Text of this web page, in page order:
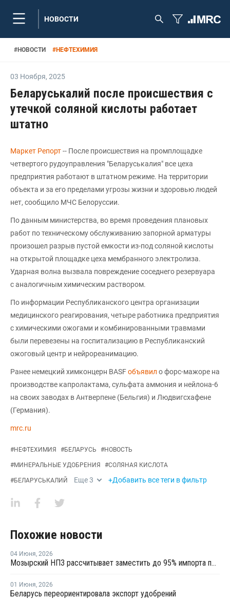
НОВОСТИ
#НОВОСТИ #НЕФТЕХИМИЯ
03 Ноября, 2025
Беларуськалий после происшествия с
утечкой соляной кислоты работает
штатно
Маркет Репорт-- После происшествия на промплощадке
четвертого рудоуправления "Беларуськалия" все цеха
предприятия работают в штатном режиме. На территории
объекта и за его пределами угрозы жизни и здоровью людей
нет, сообщило МЧС Белоруссии.
По данным министерства, во время проведения плановых
работ по техническому обслуживанию запорной арматуры
произошел разрыв пустой емкости из-под соляной кислоты
на открытой площадке цеха мембранного электролиза.
Ударная волна вызвала повреждение соседнего резервуара
с аналогичным химическим раствором.
По информации Республиканского центра организации
медицинского реагирования, четыре работника предприятия
с химическими ожогами и комбинированными травмами
были перевезены на госпитализацию в Республиканский
ожоговый центр и нейрореанимацию.
Ранее немецкий химконцерн BASFобъявил о форс-мажоре на
производстве капролактама, сульфата аммония и нейлона-6
на своих заводах в Антверпене (Бельгия) и Людвигсхафене
(Германия).
mrc.ru
#НЕФТЕХИМИЯ #БЕЛАРУСЬ #НОВОСТЬ
#МИНЕРАЛЬНЫЕ УДОБРЕНИЯ #СОЛЯНАЯ КИСЛОТА
#БЕЛАРУСЬКАЛИЙ Еще3 +Добавить все теги в фильтр
Похожие новости
04 Июня, 2026
Мозырский НПЗ рассчитывает заместить до 95% импорта полипропилена в Беларуси
01 Июня, 2026
Беларусь переориентировала экспорт удобрений